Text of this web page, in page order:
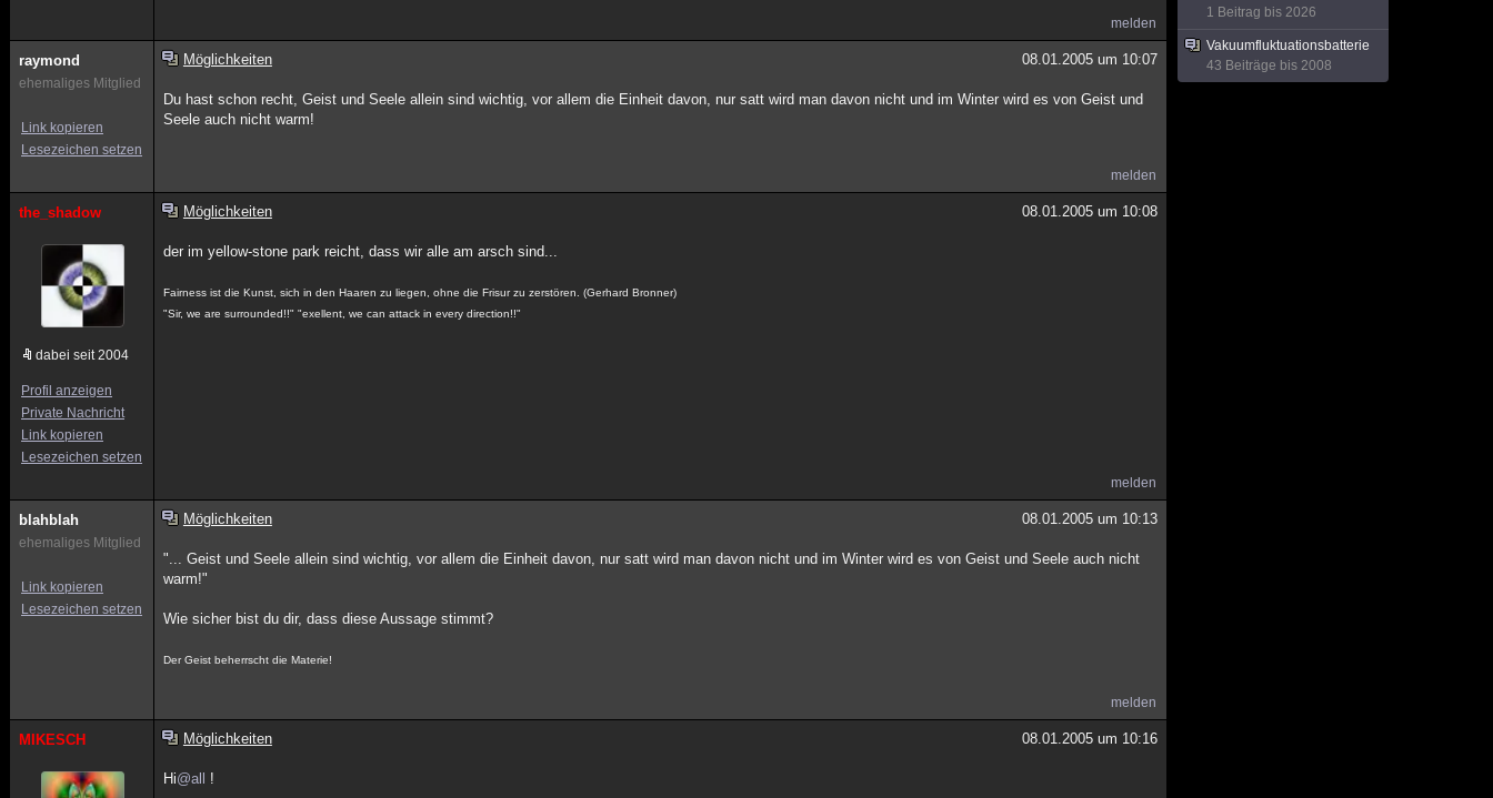
melden
raymond
ehemaliges Mitglied
Link kopieren
Lesezeichen setzen
Möglichkeiten 08.01.2005 um 10:07
Du hast schon recht, Geist und Seele allein sind wichtig, vor allem die Einheit davon, nur satt wird man davon nicht und im Winter wird es von Geist und
Seele auch nicht warm!
melden
the_shadow
dabei seit 2004
Profil anzeigen
Private Nachricht
Link kopieren
Lesezeichen setzen
Möglichkeiten 08.01.2005 um 10:08
der im yellow-stone park reicht, dass wir alle am arsch sind...
Fairness ist die Kunst, sich in den Haaren zu liegen, ohne die Frisur zu zerstören. (Gerhard Bronner)
"Sir, we are surrounded!!" "exellent, we can attack in every direction!!"
melden
blahblah
ehemaliges Mitglied
Link kopieren
Lesezeichen setzen
Möglichkeiten 08.01.2005 um 10:13
"... Geist und Seele allein sind wichtig, vor allem die Einheit davon, nur satt wird man davon nicht und im Winter wird es von Geist und Seele auch nicht
warm!"
Wie sicher bist du dir, dass diese Aussage stimmt?
Der Geist beherrscht die Materie!
melden
MIKESCH Möglichkeiten 08.01.2005 um 10:16
Hi@all !
1 Beitrag bis 2026
Vakuumfluktuationsbatterie
43 Beiträge bis 2008